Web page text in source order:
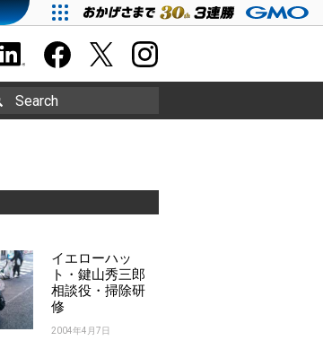
Search
イエローハッ
ト・鍵山秀三郎
相談役・掃除研
修
2004年4月7日